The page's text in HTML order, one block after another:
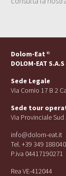
Dolom-Eat ®
DOLOM-EAT
Sede Legale
Via Cornio 17 B 2
Sede tour
Via Provinciale Sud
info@dolom-eat.it
Tel. +39 349
P.iva 04417190271
Rea VE-412044